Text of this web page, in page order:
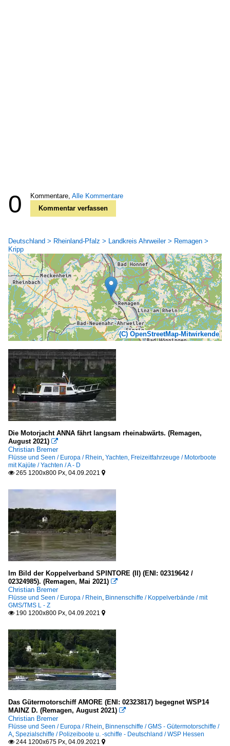
0 Kommentare, Alle Kommentare
Kommentar verfassen
Deutschland > Rheinland-Pfalz > Landkreis Ahrweiler > Remagen >
Kripp
(C) OpenStreetMap-Mitwirkende
Die Motorjacht ANNA fährt langsam rheinabwärts. (Remagen,
August 2021) 
Christian Bremer
Flüsse und Seen / Europa / Rhein, Yachten, Freizeitfahrzeuge / Motorboote
mit Kajüte / Yachten / A - D
 265 1200x800 Px, 04.09.2021 
Im Bild der Koppelverband SPINTORE (II) (ENI: 02319642 /
02324985). (Remagen, Mai 2021) 
Christian Bremer
Flüsse und Seen / Europa / Rhein, Binnenschiffe / Koppelverbände / mit
GMS/TMS L - Z
 190 1200x800 Px, 04.09.2021 
Das Gütermotorschiff AMORE (ENI: 02323817) begegnet WSP14
MAINZ D. (Remagen, August 2021) 
Christian Bremer
Flüsse und Seen / Europa / Rhein, Binnenschiffe / GMS - Gütermotorschiffe /
A, Spezialschiffe / Polizeiboote u. -schiffe - Deutschland / WSP Hessen
 244 1200x675 Px, 04.09.2021 